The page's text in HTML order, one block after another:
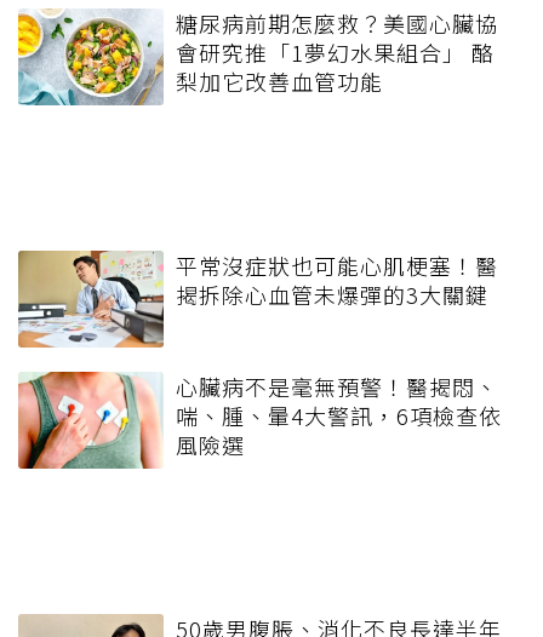
糖尿病前期怎麼救？美國心臟協
會研究推「1夢幻水果組合」 酪
梨加它改善血管功能
平常沒症狀也可能心肌梗塞！醫
揭拆除心血管未爆彈的3大關鍵
心臟病不是毫無預警！醫揭悶、
喘、腫、暈4大警訊，6項檢查依
風險選
50歲男腹脹、消化不良長達半年